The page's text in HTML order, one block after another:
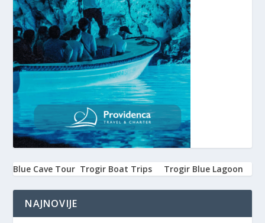
Blue Cave Tour Trogir Boat Trips Trogir Blue Lagoon
NAJNOVIJE